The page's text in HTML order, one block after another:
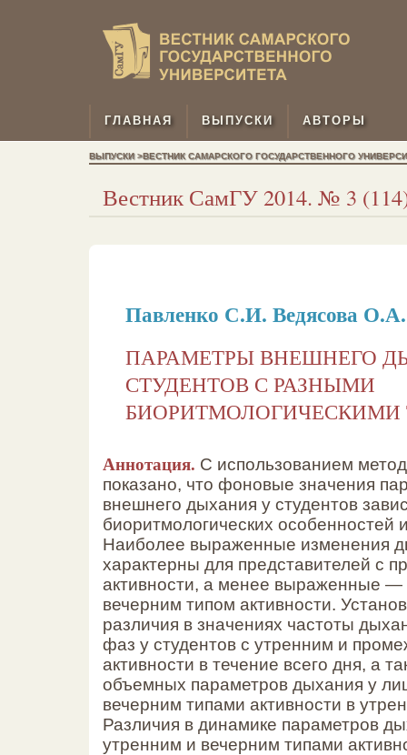
ГЛАВНАЯ ВЫПУСКИ АВТОРЫ
ВЫПУСКИ >ВЕСТНИК САМАРСКОГО ГОСУДАРСТВЕННОГО
Вестник СамГУ 2014. № 3
Павленко С.И.Ведясова О.А.
ПАРАМЕТРЫ ВНЕШНЕГО
СТУДЕНТОВ С РАЗНЫМИ
Аннотация. С использованием
показано, что фоновые значения
внешнего дыхания у студентов
биоритмологических особенностей
Наиболее выраженные изменения
характерны для представителей с
активности, а менее выраженные —
вечерним типом активности.
различия в значениях частоты
фаз у студентов с утренним и
активности в течение всего дня, а
объемных параметров дыхания у
вечерним типами активности в
Различия в динамике параметров
утренним и вечерним типами